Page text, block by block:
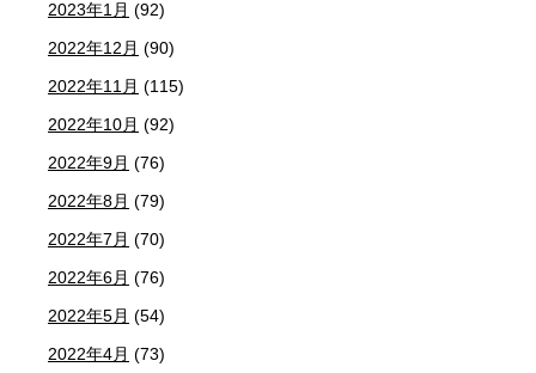
2023年1月 (92)
2022年12月 (90)
2022年11月 (115)
2022年10月 (92)
2022年9月 (76)
2022年8月 (79)
2022年7月 (70)
2022年6月 (76)
2022年5月 (54)
2022年4月 (73)